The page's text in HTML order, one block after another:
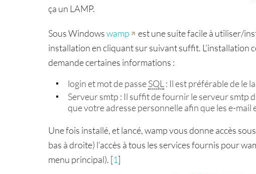
ça un LAMP.
Sous Windowswamp
est une suite facile à utiliser/
installation en cliquant sur suivant suffit. L’installation
demande certaines informations :
login et mot de passeSQL : Il est préférable de le
Serveur smtp : Il suffit de fournir le serveur smtp
que votre adresse personnelle afin que les e-mail
Une fois installé, et lancé, wamp vous donne accès
bas à droite) l’accès à tous les services fournis pour
menu principal). [1]